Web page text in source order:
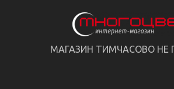
МАГАЗИН ТИМЧАСОВО НЕ